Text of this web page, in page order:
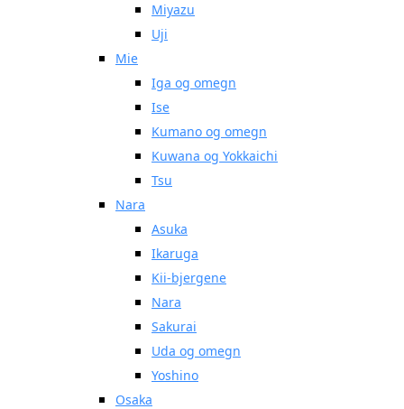
Miyazu
Uji
Mie
Iga og omegn
Ise
Kumano og omegn
Kuwana og Yokkaichi
Tsu
Nara
Asuka
Ikaruga
Kii-bjergene
Nara
Sakurai
Uda og omegn
Yoshino
Osaka